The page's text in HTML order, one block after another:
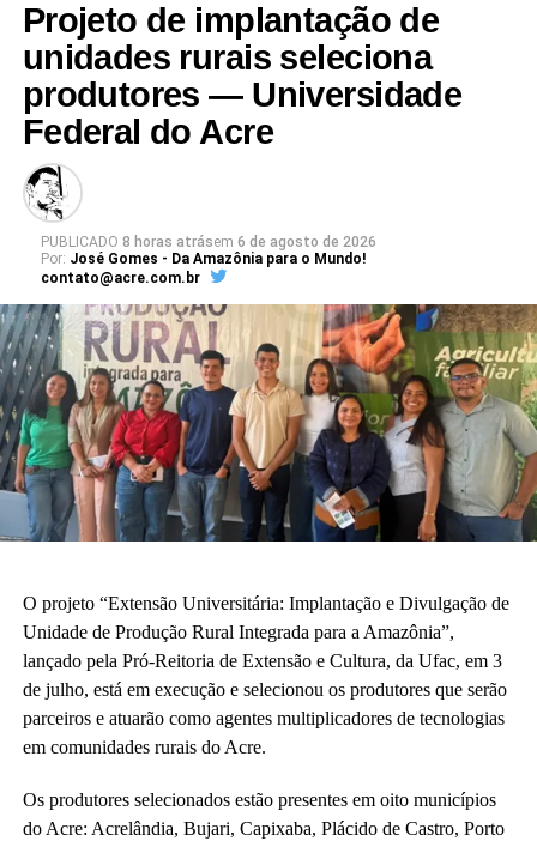
Leia Mais: UFAC
Projeto de implantação de
unidades rurais seleciona
produtores — Universidade
Federal do Acre
PUBLICADO 8 horas atrásem 6 de agosto de 2026
Por: José Gomes - Da Amazônia para o Mundo!
contato@acre.com.br
O projeto “Extensão Universitária: Implantação e Divulgação de
Unidade de Produção Rural Integrada para a Amazônia”,
lançado pela Pró-Reitoria de Extensão e Cultura, da Ufac, em 3
de julho, está em execução e selecionou os produtores que serão
parceiros e atuarão como agentes multiplicadores de tecnologias
em comunidades rurais do Acre.
Os produtores selecionados estão presentes em oito municípios
do Acre: Acrelândia, Bujari, Capixaba, Plácido de Castro, Porto